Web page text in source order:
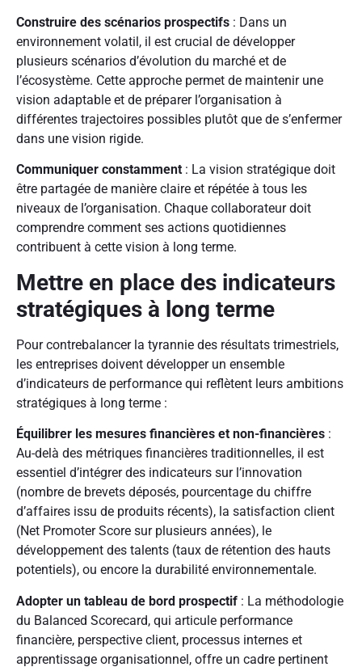
Construire des scénarios prospectifs : Dans un
environnement volatil, il est crucial de développer
plusieurs scénarios d’évolution du marché et de
l’écosystème. Cette approche permet de maintenir une
vision adaptable et de préparer l’organisation à
différentes trajectoires possibles plutôt que de s’enfermer
dans une vision rigide.
Communiquer constamment : La vision stratégique doit
être partagée de manière claire et répétée à tous les
niveaux de l’organisation. Chaque collaborateur doit
comprendre comment ses actions quotidiennes
contribuent à cette vision à long terme.
Mettre en place des indicateurs
stratégiques à long terme
Pour contrebalancer la tyrannie des résultats trimestriels,
les entreprises doivent développer un ensemble
d’indicateurs de performance qui reflètent leurs ambitions
stratégiques à long terme :
Équilibrer les mesures financières et non-financières :
Au-delà des métriques financières traditionnelles, il est
essentiel d’intégrer des indicateurs sur l’innovation
(nombre de brevets déposés, pourcentage du chiffre
d’affaires issu de produits récents), la satisfaction client
(Net Promoter Score sur plusieurs années), le
développement des talents (taux de rétention des hauts
potentiels), ou encore la durabilité environnementale.
Adopter un tableau de bord prospectif : La méthodologie
du Balanced Scorecard, qui articule performance
financière, perspective client, processus internes et
apprentissage organisationnel, offre un cadre pertinent